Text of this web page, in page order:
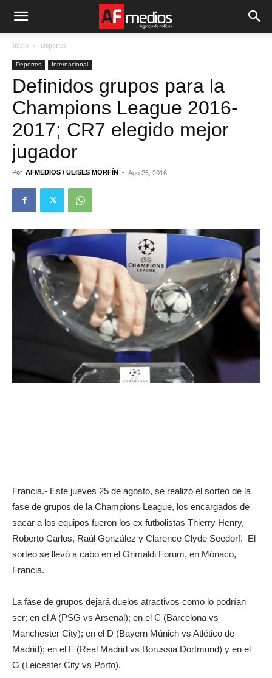
Inicio Deportes
Deportes Internacional
Definidos grupos para la
Champions League 2016-
2017; CR7 elegido mejor
jugador
Por AFMEDIOS / ULISES MORFÍN - Ago 25, 2016
Francia.- Este jueves 25 de agosto, se realizó el sorteo de la
fase de grupos de la Champions League, los encargados de
sacar a los equipos fueron los ex futbolistas Thierry Henry,
Roberto Carlos, Raúl González y Clarence Clyde Seedorf. El
sorteo se llevó a cabo en el Grimaldi Forum, en Mónaco,
Francia.
La fase de grupos dejará duelos atractivos como lo podrían
ser; en el A (PSG vs Arsenal); en el C (Barcelona vs
Manchester City); en el D (Bayern Múnich vs Atlético de
Madrid); en el F (Real Madrid vs Borussia Dortmund) y en el
G (Leicester City vs Porto).